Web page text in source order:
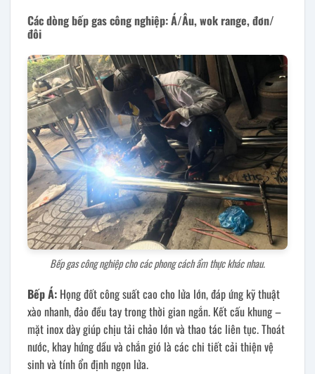
Các dòng bếp gas công nghiệp: Á/Âu, wok range, đơn/
đôi
Bếp gas công nghiệp cho các phong cách ẩm thực khác nhau.
Bếp Á: Họng đốt công suất cao cho lửa lớn, đáp ứng kỹ thuật
xào nhanh, đảo đều tay trong thời gian ngắn. Kết cấu khung –
mặt inox dày giúp chịu tải chảo lớn và thao tác liên tục. Thoát
nước, khay hứng dầu và chắn gió là các chi tiết cải thiện vệ
sinh và tính ổn định ngọn lửa.